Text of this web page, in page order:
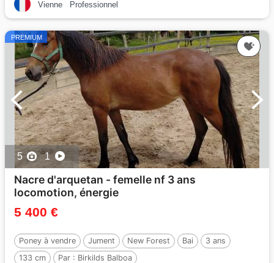
Vienne Professionnel
PREMIUM
5 1
Nacre d'arquetan - femelle nf 3 ans
locomotion, énergie
5 400 €
Poney à vendre Jument New Forest Bai
3 ans
133 cm
Par : Birkilds Balboa